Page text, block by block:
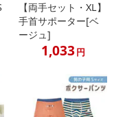
【両手セット・XL】
手首サポーター[ベ
ージュ]
1,033円